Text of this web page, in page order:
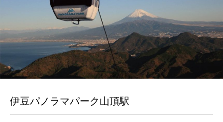
伊豆パノラマパーク山頂駅